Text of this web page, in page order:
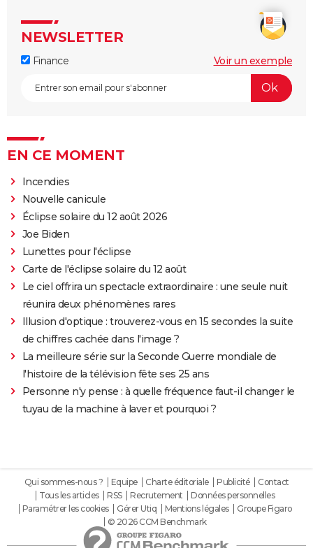
NEWSLETTER
Finance Voir un exemple
EN CE MOMENT
Incendies
Nouvelle canicule
Éclipse solaire du 12 août 2026
Joe Biden
Lunettes pour l'éclipse
Carte de l'éclipse solaire du 12 août
Le ciel offrira un spectacle extraordinaire : une seule nuit
réunira deux phénomènes rares
Illusion d'optique : trouverez-vous en 15 secondes la suite
de chiffres cachée dans l'image ?
La meilleure série sur la Seconde Guerre mondiale de
l'histoire de la télévision fête ses 25 ans
Personne n'y pense : à quelle fréquence faut-il changer le
tuyau de la machine à laver et pourquoi ?
Qui sommes-nous ? Equipe Charte éditoriale Publicité
Contact
Tous les articles
RSS Recrutement
Données personnelles
Paramétrer les cookies
Gérer Utiq Mentions légales
Groupe Figaro
© 2026 CCM Benchmark